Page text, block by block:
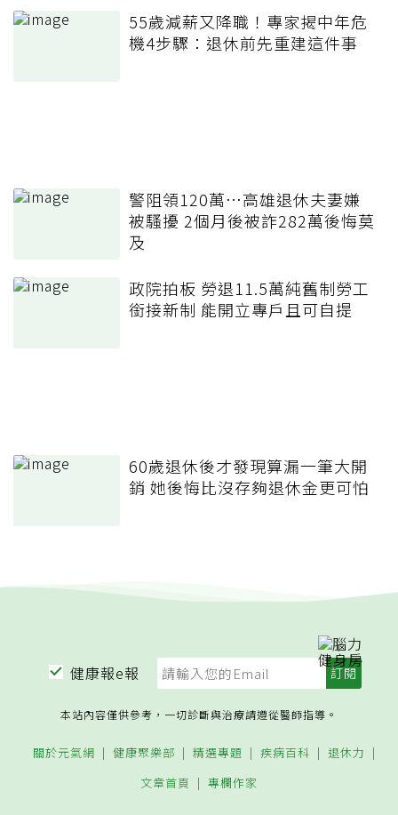
55歲減薪又降職！專家揭中年危
機4步驟：退休前先重建這件事
警阻領120萬…高雄退休夫妻嫌
被騷擾 2個月後被詐282萬後悔莫
及
政院拍板 勞退11.5萬純舊制勞工
銜接新制 能開立專戶且可自提
60歲退休後才發現算漏一筆大開
銷 她後悔比沒存夠退休金更可怕
健康報e報
本站內容僅供參考，一切診斷與治療請遵從醫師指導。
關於元氣網 健康聚樂部 精選專題 疾病百科
退休力
文章首頁
專欄作家